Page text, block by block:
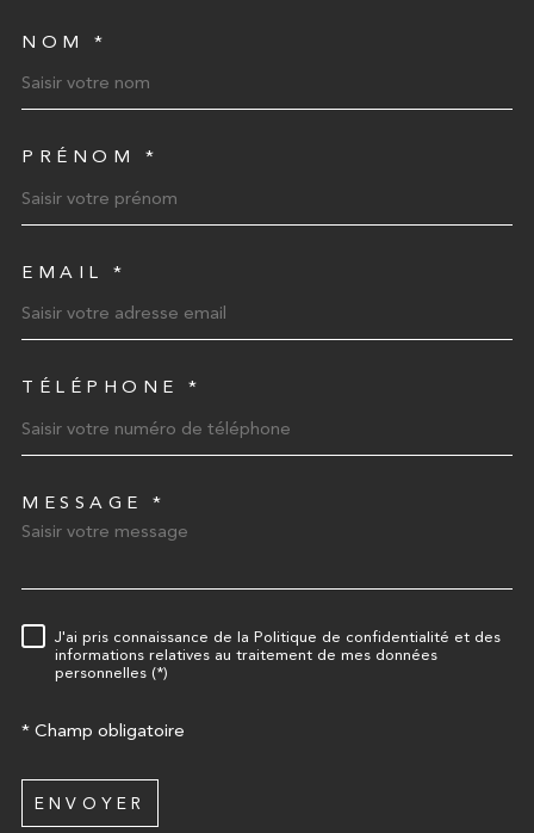
NOM *
PRÉNOM *
EMAIL *
TÉLÉPHONE *
MESSAGE *
RÈGLEMENTATION
J'ai pris connaissance de la Politique de confidentialité et des
informations relatives au traitement de mes données
personnelles (*)
* Champ obligatoire
ENVOYER